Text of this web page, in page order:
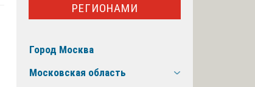
РЕГИОНАМИ
Город Москва
Московская область